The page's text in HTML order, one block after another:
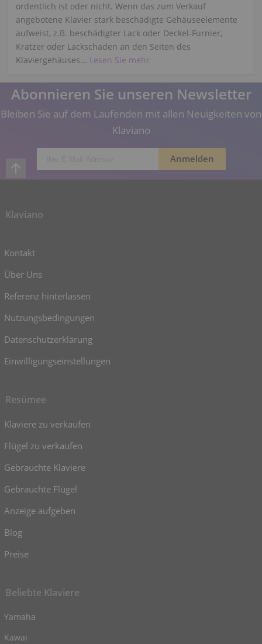
ordentlich ist oder nicht. Wenn das zum Verkauf
angebotene Klavier stark beschädigte Gehäuseelemente
aufweist, z.B. beschädigter Lack oder Deckel-Furnier,
Kratzer oder Lackschäden an den Seiten des
Klaviergehäuses... Lesen Sie mehr
Abonnieren Sie unseren Newsletter
Bleiben Sie auf dem Laufenden mit allen Neuigkeiten von
Klaviano
Klaviano
Kontakt
Über Uns
Referenz hinterlassen
Nutzungsbedingungen
Datenschutzerklärung
Einwilligungseinstellungen
Resümee
Klaviere zu verkaufen
Flügel zu verkaufen
Gebrauchte Klaviere
Gebrauchte Flügel
Anzeige aufgeben
Blog
Preise
Beliebte Klaviere
Yamaha
Kawai